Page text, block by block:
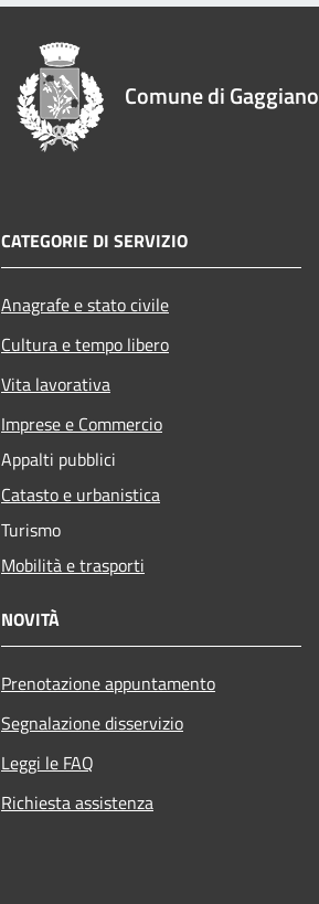
Comune di Gaggiano
CATEGORIE DI SERVIZIO
Anagrafe e stato civile
Cultura e tempo libero
Vita lavorativa
Imprese e Commercio
Appalti pubblici
Catasto e urbanistica
Turismo
Mobilità e trasporti
NOVITÀ
Prenotazione appuntamento
Segnalazione disservizio
Leggi le FAQ
Richiesta assistenza